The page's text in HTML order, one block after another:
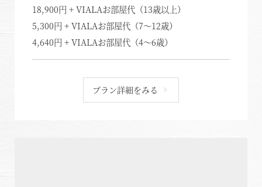
18,900円 + VIALAお部屋代（13歳以上）
5,300円 + VIALAお部屋代（7～12歳）
4,640円 + VIALAお部屋代（4～6歳）
プラン詳細をみる